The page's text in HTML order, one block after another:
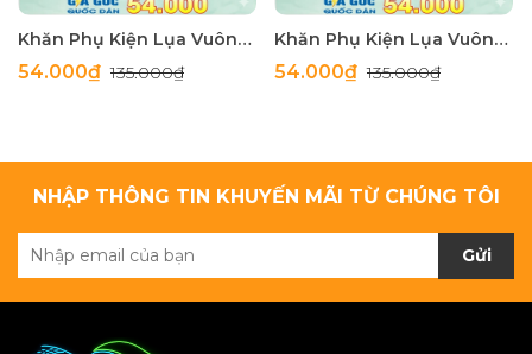
Khăn Phụ Kiện Lụa Vuông 70cm - Thế Giới Khăn Đẹp C1062_4
54.000₫135.000₫
Khăn Phụ Kiện Lụa Vuông 70cm - Thế Giới Khăn Đẹp C1062_3
54.000₫135.000₫
NHẬP THÔNG TIN KHUYẾN MÃI TỪ CHÚNG TÔI
Gửi